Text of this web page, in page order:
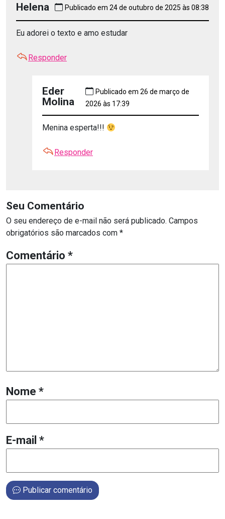
Helena Publicado em 24 de outubro de 2025 às 08:38
Eu adorei o texto e amo estudar
Responder
Eder
Molina
Publicado em 26 de março de
2026 às 17:39
Menina esperta!!!
Responder
Seu Comentário
O seu endereço de e-mail não será publicado. Campos
obrigatórios são marcados com *
Comentário *
Nome *
E-mail *
Publicar comentário